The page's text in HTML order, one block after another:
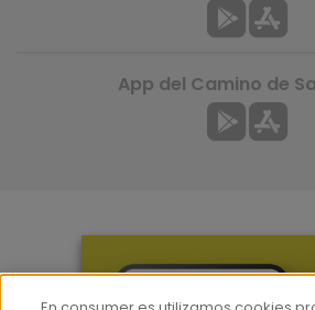
App del Camino de